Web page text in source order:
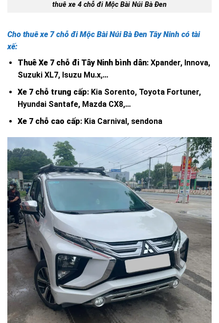
thuê xe 4 chỗ đi Mộc Bài Núi Bà Đen
Cho thuê xe 7 chỗ điMộc Bài Núi Bà Đen Tây Ninh có tài
xế:
Thuê Xe 7 chỗ đi Tây Ninh bình dân: Xpander, Innova,
Suzuki XL7, Isuzu Mu.x,…
Xe 7 chỗ trung cấp: Kia Sorento, Toyota Fortuner,
Hyundai Santafe, Mazda CX8,…
Xe 7 chỗ cao cấp: Kia Carnival, sendona